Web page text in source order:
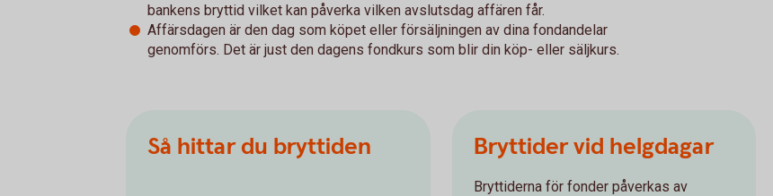
bankens bryttid vilket kan påverka vilken avslutsdag affären får.
Affärsdagen är den dag som köpet eller försäljningen av dina fondandelar
genomförs. Det är just den dagens fondkurs som blir din köp- eller säljkurs.
Så hittar du bryttiden Bryttider vid helgdagar
Bryttiderna för fonder påverkas av